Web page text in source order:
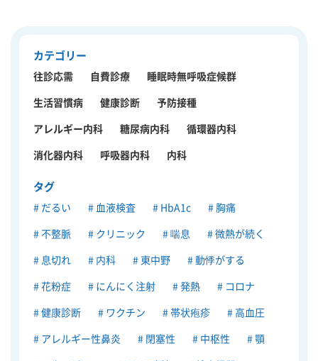
カテゴリー
往診応需 自費診療 睡眠時無呼吸症候群
生活習慣病 健康診断 予防接種
アレルギー内科 糖尿病内科 循環器内科
消化器内科 呼吸器内科 内科
タグ
だるい 血液検査 HbA1c 胸痛
不整脈 クリニック 喘息 微熱が続く
息切れ 内科 東中野 動悸がする
花粉症 にんにく注射 発熱 コロナ
健康診断 ワクチン 帯状疱疹 高血圧
アレルギー性鼻炎 閉塞性 中枢性 顎